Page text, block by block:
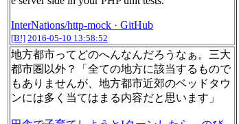
InterNations/http-mock · GitHub
[B!] 2016-05-10 13:58:52
地方都市ってどのへんなんだろうなぁ。三大
都市圏以外？「全ての地方に該当するもので
もありませんが、地方都市近郊のベッドタウ
ンには多く当てはまる内容だと思います」